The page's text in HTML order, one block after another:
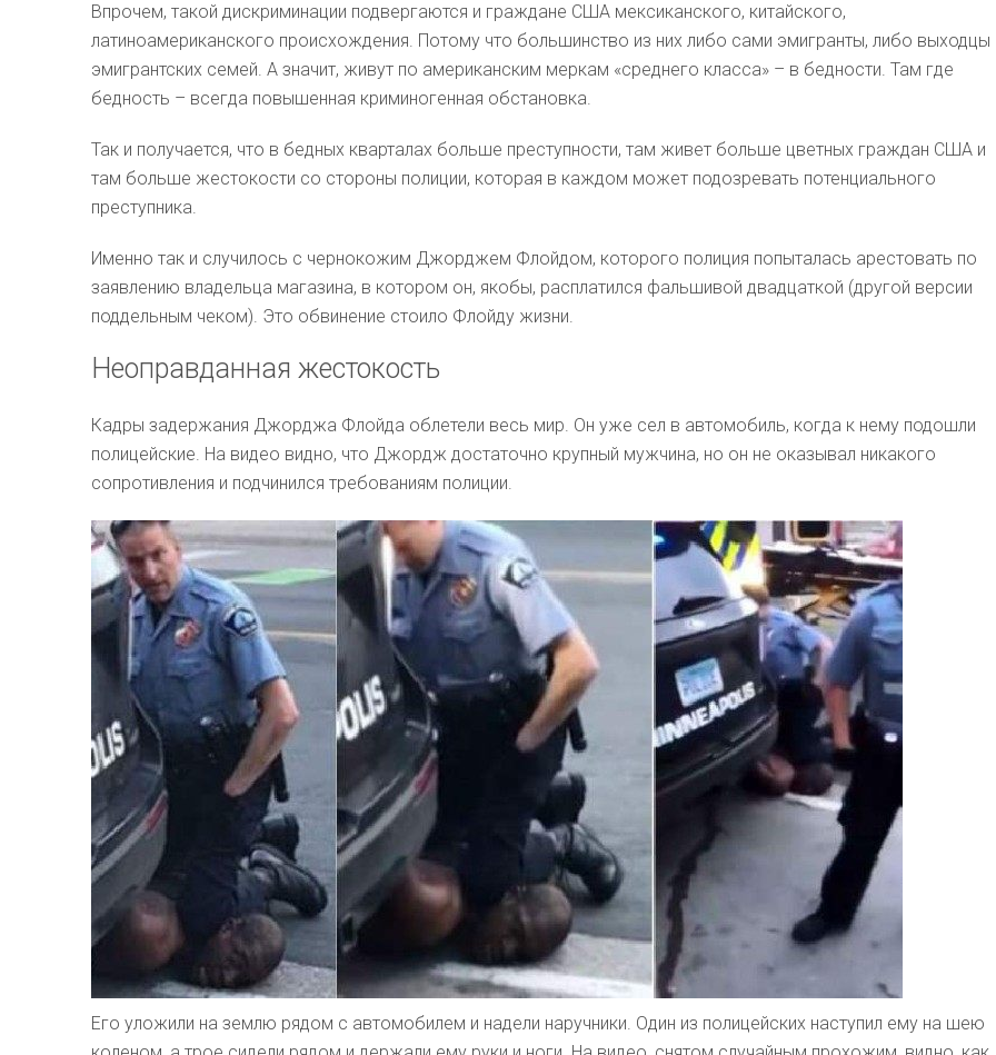
Впрочем, такой дискриминации подвергаются и граждане США мексиканского, китайского,
латиноамериканского происхождения. Потому что большинство из них либо сами эмигранты, либо выходцы
эмигрантских семей. А значит, живут по американским меркам «среднего класса» – в бедности. Там где
бедность – всегда повышенная криминогенная обстановка.
Так и получается, что в бедных кварталах больше преступности, там живет больше цветных граждан США и
там больше жестокости со стороны полиции, которая в каждом может подозревать потенциального
преступника.
Именно так и случилось с чернокожим Джорджем Флойдом, которого полиция попыталась арестовать по
заявлению владельца магазина, в котором он, якобы, расплатился фальшивой двадцаткой (другой версии
поддельным чеком). Это обвинение стоило Флойду жизни.
Неоправданная жестокость
Кадры задержания Джорджа Флойда облетели весь мир. Он уже сел в автомобиль, когда к нему подошли
полицейские. На видео видно, что Джордж достаточно крупный мужчина, но он не оказывал никакого
сопротивления и подчинился требованиям полиции.
Его уложили на землю рядом с автомобилем и надели наручники. Один из полицейских наступил ему на шею